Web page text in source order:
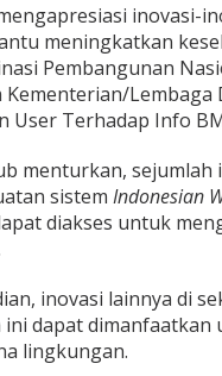
T
A
N
R
A
S
P
R
S
inovasi-
meningkatkan
Pembangunan
Kementerian/
User Terhadap Info
menturkan, sejumlah
sistem Indonesian
diakses untuk
inovasi lainnya di
ini dapat
lingkungan.